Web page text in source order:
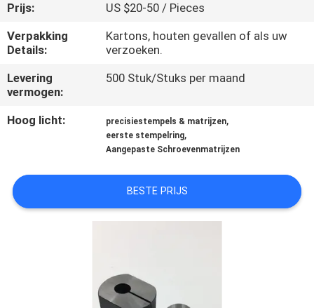
KWALITEITSCONTROLE
CONTACTEER
ONS
VERZOEK
OM EEN
Prijs:
US $20-50 / Pieces
Verpakking
Details:
Kartons, houten gevallen of als uw
verzoeken.
Levering
vermogen:
500 Stuk/Stuks per maand
Hoog licht: precisiestempels & matrijzen,
eerste stempelring,
Aangepaste Schroevenmatrijzen
BESTE PRIJS